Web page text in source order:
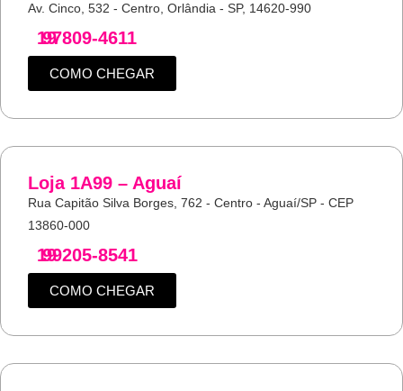
Av. Cinco, 532 - Centro, Orlândia - SP, 14620-990
19
97809-4611
COMO CHEGAR
Loja 1A99 – Aguaí
Rua Capitão Silva Borges, 762 - Centro - Aguaí/SP - CEP
13860-000
19
99205-8541
COMO CHEGAR